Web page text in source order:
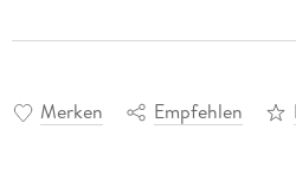
Merken Empfehlen